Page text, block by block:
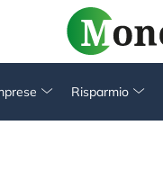
Risparmio